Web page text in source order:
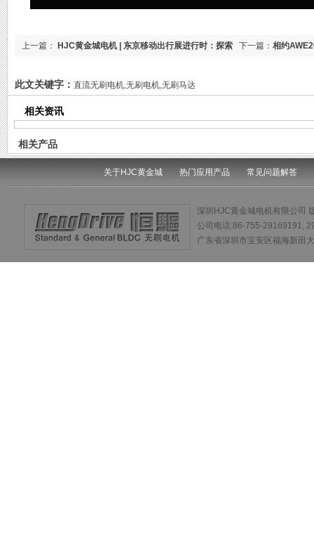
下一篇： 相约
上一篇： HJC黄金城电机 | 东京移动出行展进行时：探索
此文关键字： 直流无刷电机,无刷电机,无刷马达
相关资讯
相关产品
关于HJC黄金城 热门应用产品 常见问题解答
深圳HJC黄金城电机有限公司
公司电话:86-755-29169191,
广东省深圳市宝安区福海新田